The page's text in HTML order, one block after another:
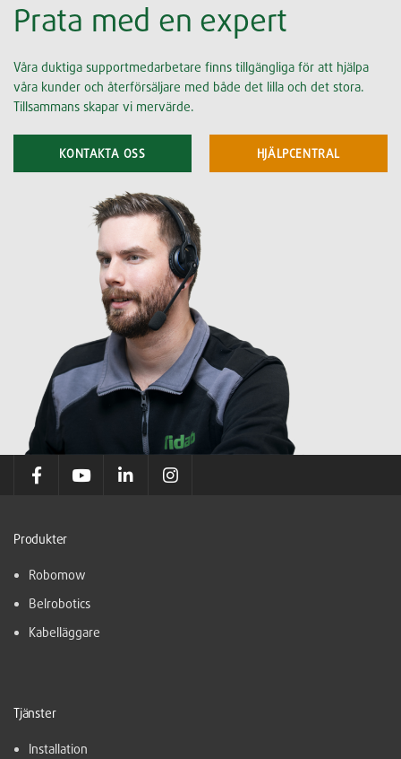
Prata med en expert
Våra duktiga supportmedarbetare finns tillgängliga för att hjälpa
våra kunder och återförsäljare med både det lilla och det stora.
Tillsammans skapar vi mervärde.
KONTAKTA OSS HJÄLPCENTRAL
Produkter
Robomow
Belrobotics
Kabelläggare
Tjänster
Installation